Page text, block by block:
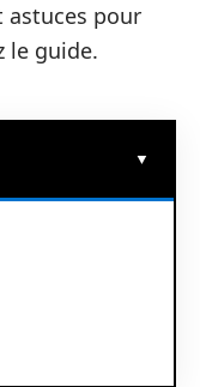
astuces pour
le guide.